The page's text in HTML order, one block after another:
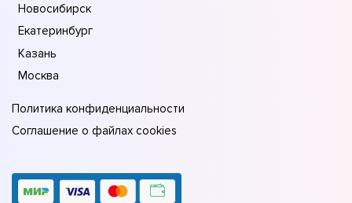
Новосибирск
Екатеринбург
Казань
Москва
Политика конфиденциальности
Соглашение о файлах cookies